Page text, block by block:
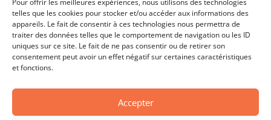
Pour offrir les meilleures expériences, nous utilisons des technologies
telles que les cookies pour stocker et/ou accéder aux informations des
appareils. Le fait de consentir à ces technologies nous permettra de
traiter des données telles que le comportement de navigation ou les ID
uniques sur ce site. Le fait de ne pas consentir ou de retirer son
consentement peut avoir un effet négatif sur certaines caractéristiques
et fonctions.
Accepter